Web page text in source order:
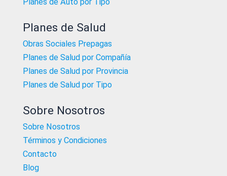
Planes de Salud
Obras Sociales Prepagas
Planes de Salud por Compañía
Planes de Salud por Provincia
Planes de Salud por Tipo
Sobre Nosotros
Sobre Nosotros
Términos y Condiciones
Contacto
Blog